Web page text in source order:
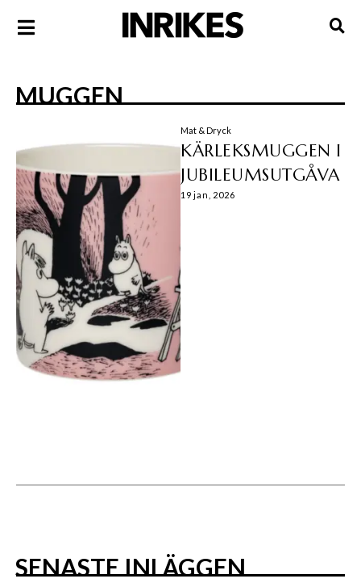
MUGGEN
Mat & Dryck
KÄRLEKSMUGGEN I
JUBILEUMSUTGÅVA
19 jan, 2026
SENASTE INLÄGGEN